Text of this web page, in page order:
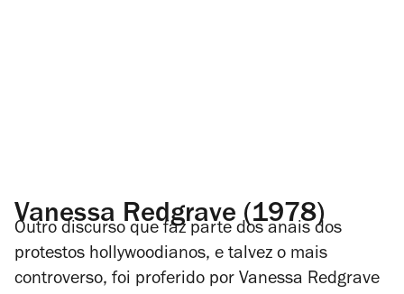
Vanessa Redgrave (1978)
Outro discurso que faz parte dos anais dos
protestos hollywoodianos, e talvez o mais
controverso, foi proferido por Vanessa Redgrave